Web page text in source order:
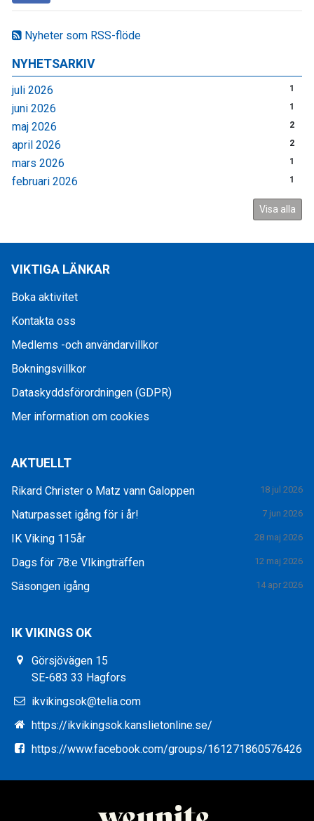
Nyheter som RSS-flöde
NYHETSARKIV
juli 2026 1
juni 2026 1
maj 2026 2
april 2026 2
mars 2026 1
februari 2026 1
Visa alla
VIKTIGA LÄNKAR
Boka aktivitet
Kontakta oss
Medlems -och användarvillkor
Bokningsvillkor
Dataskyddsförordningen (GDPR)
Mer information om cookies
AKTUELLT
Rikard Christer o Matz vann Galoppen 18 jul 2026
Naturpasset igång för i år! 7 jun 2026
IK Viking 115år 28 maj 2026
Dags för 78:e VIkingträffen 12 maj 2026
Säsongen igång 14 apr 2026
IK VIKINGS OK
Görsjövägen 15
SE-683 33 Hagfors
ikvikingsok@telia.com
https://ikvikingsok.kanslietonline.se/
https://www.facebook.com/groups/161271860576426